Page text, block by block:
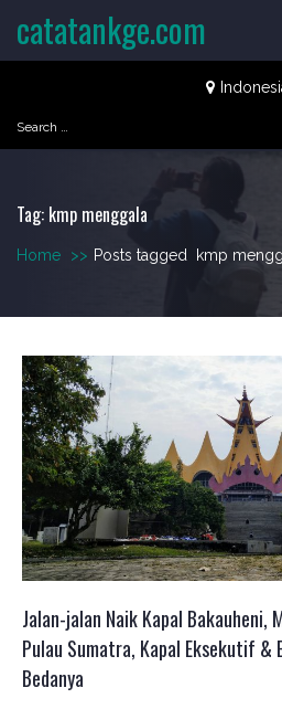
Search
for:
catatankge.com
Tag: kmp menggala
Home >> Posts tagged kmp
Jalan-jalan Naik Kapal Bakauheni,
Pulau Sumatra, Kapal Eksekutif &
Bedanya